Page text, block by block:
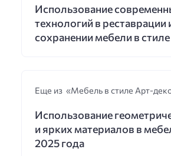
Использование
технологий в реставрации
сохранении мебели в
Еще из «Мебель в стиле Арт-
Использование
и ярких материалов в
2025 года